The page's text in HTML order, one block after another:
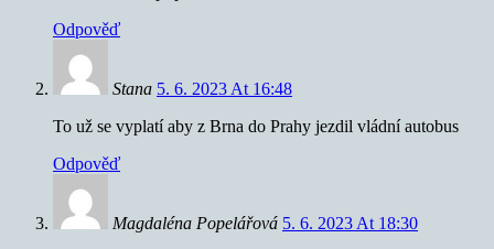
Odpověď
Stana 5. 6. 2023 At 16:48
To už se vyplatí aby z Brna do Prahy jezdil vládní autobus
Odpověď
Magdaléna Popelářová 5. 6. 2023 At 18:30